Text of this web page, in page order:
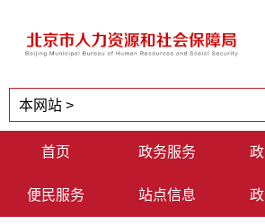
首页 政务服务
便民服务 站点信息